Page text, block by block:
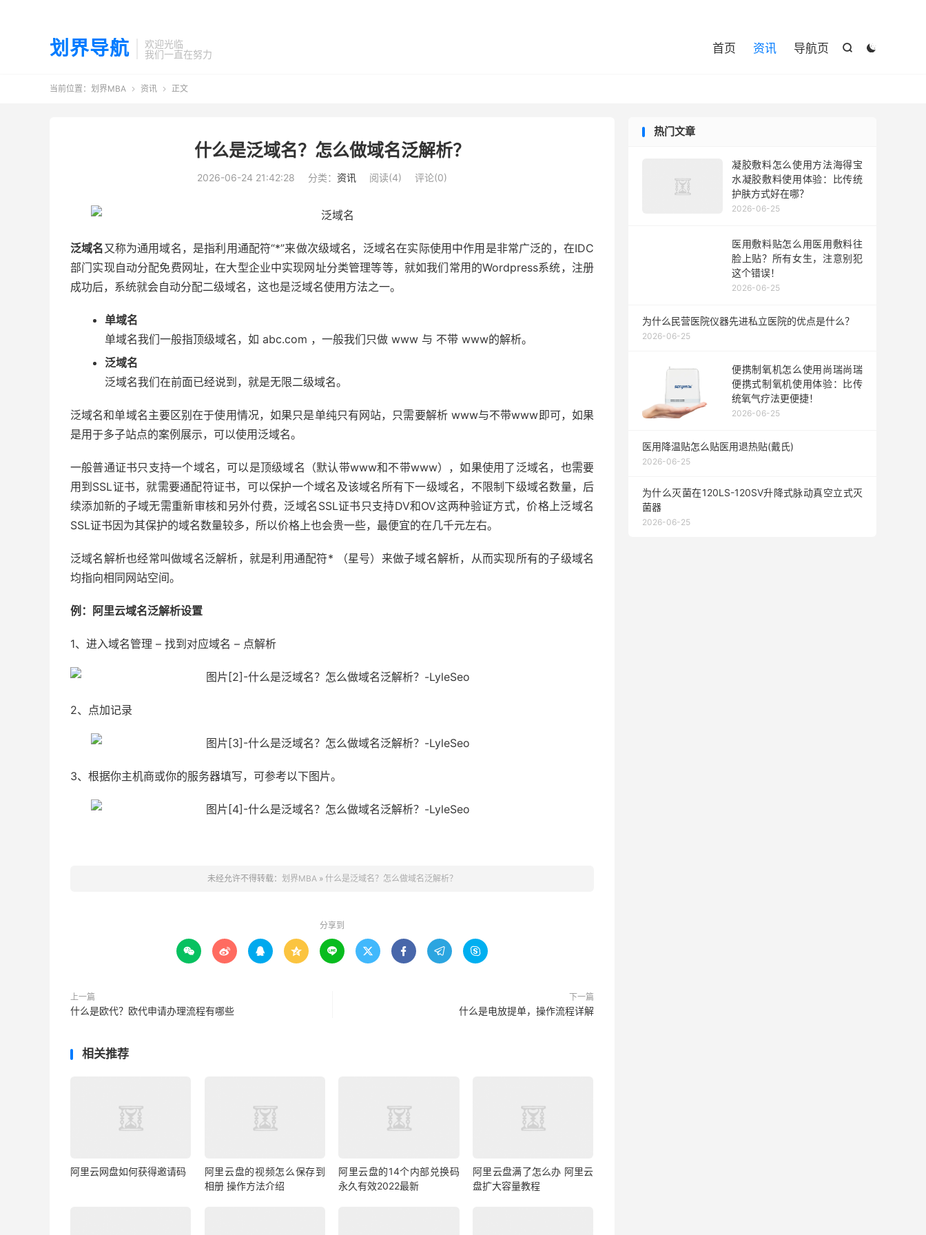
划界导航
欢迎光临
我们一直在努力


首页 资讯 导航页
当前位置： 划界MBA  资讯  正文
什么是泛域名？怎么做域名泛解析？
2026-06-24 21:42:28 分类： 资讯 阅读(4) 评论(0)
泛域名又称为通用域名，是指利用通配符“*”来做次级域名，泛域名在实际使用中作用是非常广泛的，在IDC
部门实现自动分配免费网址，在大型企业中实现网址分类管理等等，就如我们常用的Wordpress系统，注册
成功后，系统就会自动分配二级域名，这也是泛域名使用方法之一。
单域名
单域名我们一般指顶级域名，如 abc.com ，一般我们只做 www 与 不带 www的解析。
泛域名
泛域名我们在前面已经说到，就是无限二级域名。
泛域名和单域名主要区别在于使用情况，如果只是单纯只有网站，只需要解析 www与不带www即可，如果
是用于多子站点的案例展示，可以使用泛域名。
一般普通证书只支持一个域名，可以是顶级域名（默认带www和不带www），如果使用了泛域名，也需要
用到SSL证书，就需要通配符证书，可以保护一个域名及该域名所有下一级域名，不限制下级域名数量，后
续添加新的子域无需重新审核和另外付费，泛域名SSL证书只支持DV和OV这两种验证方式，价格上泛域名
SSL证书因为其保护的域名数量较多，所以价格上也会贵一些，最便宜的在几千元左右。
泛域名解析也经常叫做域名泛解析，就是利用通配符* （星号）来做子域名解析，从而实现所有的子级域名
均指向相同网站空间。
例：阿里云域名泛解析设置
1、进入域名管理 – 找到对应域名 – 点解析
2、点加记录
3、根据你主机商或你的服务器填写，可参考以下图片。
未经允许不得转载： 划界MBA» 什么是泛域名？怎么做域名泛解析？
分享到
        
上一篇
什么是欧代？欧代申请办理流程有哪些
下一篇
什么是电放提单，操作流程详解
相关推荐
阿里云网盘如何获得邀请码
阿里云盘的视频怎么保存到
相册 操作方法介绍
阿里云盘的14个内部兑换码
永久有效2022最新
阿里云盘满了怎么办 阿里云
盘扩大容量教程
热门文章
凝胶敷料怎么使用方法海得宝
水凝胶敷料使用体验：比传统
护肤方式好在哪？
2026-06-25
医用敷料贴怎么用医用敷料往
脸上贴？所有女生，注意别犯
这个错误！
2026-06-25
为什么民营医院仪器先进私立医院的优点是什么？
2026-06-25
便携制氧机怎么使用尚瑞尚瑞
便携式制氧机使用体验：比传
统氧气疗法更便捷！
2026-06-25
医用降温贴怎么贴医用退热贴(戴氏)
2026-06-25
为什么灭菌在120LS-120SV升降式脉动真空立式灭
菌器
2026-06-25